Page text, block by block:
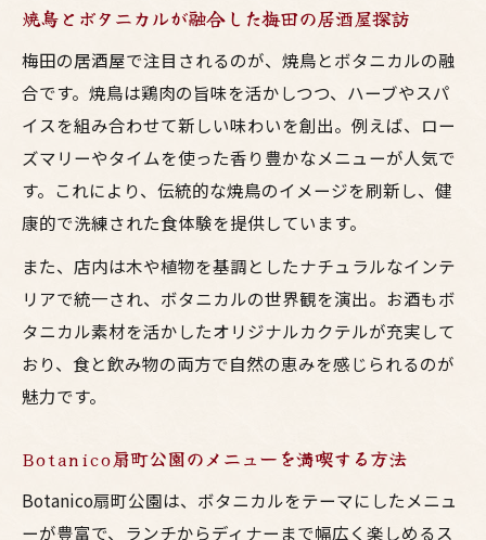
力
心も体も癒すボタニカル居酒屋の鳥料理体
験
大阪で人気のヘルシー鳥料理とお酒の魅力
焼鳥とお酒のあるボタニカル空間の過ごし
方
梅田の居酒屋で心地よいボタニカル時間を
お酒を楽しみながらボタニカルな癒しを満
喫
焼鳥とボタニカルが融合した梅田の居酒屋探訪
梅田の居酒屋で注目されるのが、焼鳥とボタニカルの融
合です。焼鳥は鶏肉の旨味を活かしつつ、ハーブやスパ
イスを組み合わせて新しい味わいを創出。例えば、ロー
ズマリーやタイムを使った香り豊かなメニューが人気で
す。これにより、伝統的な焼鳥のイメージを刷新し、健
康的で洗練された食体験を提供しています。
また、店内は木や植物を基調としたナチュラルなインテ
リアで統一され、ボタニカルの世界観を演出。お酒もボ
タニカル素材を活かしたオリジナルカクテルが充実して
おり、食と飲み物の両方で自然の恵みを感じられるのが
魅力です。
Botanico扇町公園のメニューを満喫する方法
Botanico扇町公園は、ボタニカルをテーマにしたメニュ
ーが豊富で、ランチからディナーまで幅広く楽しめるス